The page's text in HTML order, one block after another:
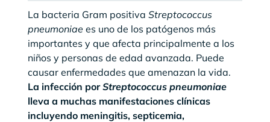
La bacteria Gram positiva Streptococcus
pneumoniae es uno de los patógenos más
importantes y que afecta principalmente a los
niños y personas de edad avanzada. Puede
causar enfermedades que amenazan la vida.
La infección porStreptococcus pneumoniae
lleva a muchas manifestaciones clínicas
incluyendo meningitis, septicemia,